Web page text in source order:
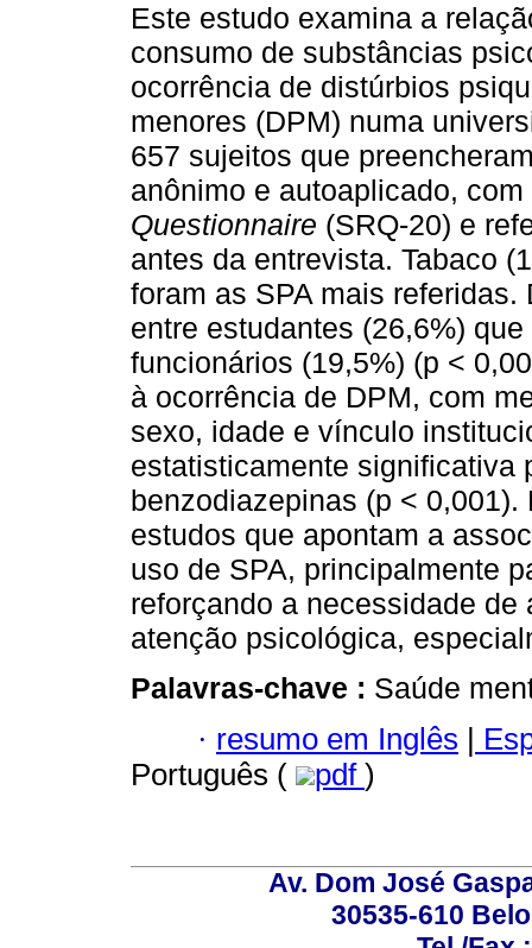
Este estudo examina a
consumo de substâncias
ocorrência de distúrbios
menores (DPM) numa
657 sujeitos que
anônimo e autoaplicado,
Questionnaire (SRQ-20) e
antes da entrevista. Tabaco
foram as SPA mais
entre estudantes (26,6%)
funcionários (19,5%) (p <
à ocorrência de DPM, com
sexo, idade e vínculo
estatisticamente significativa
benzodiazepinas (p <
estudos que apontam a
uso de SPA, principalmente
reforçando a necessidade
atenção psicológica,
Palavras-chave : Saúde
· resumo em Inglês |
Português (
pdf )
Av. Dom José
30535-610